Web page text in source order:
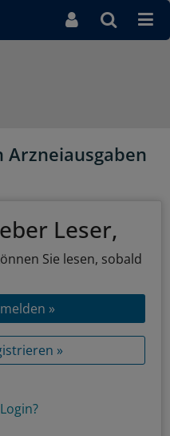
Leser,
Sie lesen, sobald
»
»